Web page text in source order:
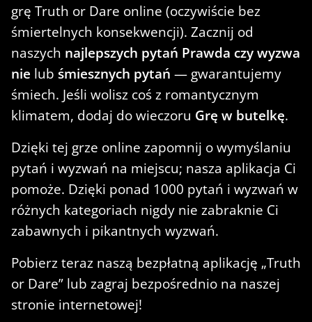
grę Truth or Dare online (oczywiście bez
śmiertelnych konsekwencji). Zacznij od
naszych najlepszych pytań Prawda czy wyzwa
nie lub śmiesznych pytań — gwarantujemy
śmiech. Jeśli wolisz coś z romantycznym
klimatem, dodaj do wieczoru Grę w butelkę.
Dzięki tej grze online zapomnij o wymyślaniu
pytań i wyzwań na miejscu; nasza aplikacja Ci
pomoże. Dzięki ponad 1000 pytań i wyzwań w
różnych kategoriach nigdy nie zabraknie Ci
zabawnych i pikantnych wyzwań.
Pobierz teraz naszą bezpłatną aplikację „Truth
or Dare” lub zagraj bezpośrednio na naszej
stronie internetowej!